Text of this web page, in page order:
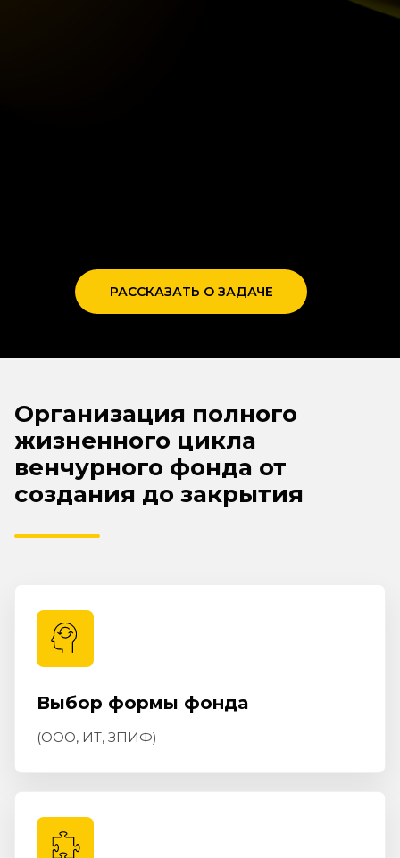
РАССКАЗАТЬ О ЗАДАЧЕ
Организация полного
жизненного цикла
венчурного фонда от
создания до закрытия
Выбор формы фонда
(ООО, ИТ, ЗПИФ)